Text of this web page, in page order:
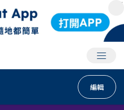
會員選
編輯